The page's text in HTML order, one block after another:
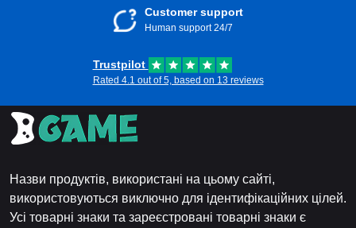
Customer support
Human support 24/7
Trustpilot
Rated 4.1 out of 5, based on 13 reviews
Назви продуктів, використані на цьому сайті,
використовуються виключно для ідентифікаційних цілей.
Усі товарні знаки та зареєстровані товарні знаки є